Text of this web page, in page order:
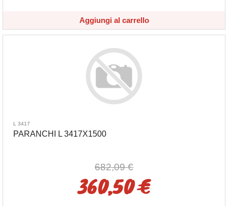
Aggiungi al carrello
L 3417
PARANCHI L 3417X1500
682,09 €
360,50 €